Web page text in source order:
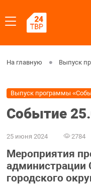
На главную Выпуск
Выпуск программы
Событие
25 июня 2024 2784
Мероприятия
администрации
городского